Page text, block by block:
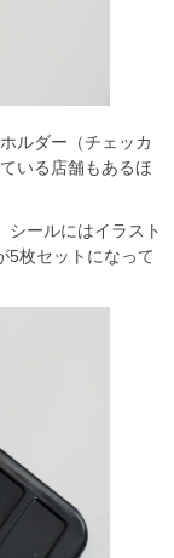
ルダー（チェッカ
いる店舗もあるほ
シールにはイラスト
5枚セットになって